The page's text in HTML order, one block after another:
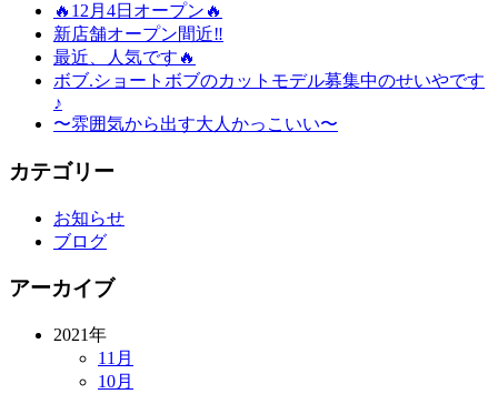
🔥12月4日オープン🔥
新店舗オープン間近‼️
最近、人気です🔥
ボブ.ショートボブのカットモデル募集中のせいやです
♪
〜雰囲気から出す大人かっこいい〜
カテゴリー
お知らせ
ブログ
アーカイブ
2021年
11月
10月